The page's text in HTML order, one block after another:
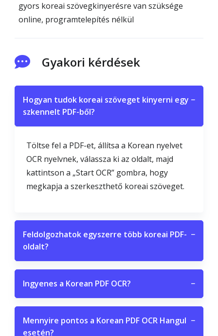
gyors koreai szövegkinyerésre van szüksége
online, programtelepítés nélkül
Gyakori kérdések
Hogyan tudok koreai szöveget kinyerni egy
szkennelt PDF-ből?
−
Töltse fel a PDF-et, állítsa a Korean nyelvet
OCR nyelvnek, válassza ki az oldalt, majd
kattintson a „Start OCR” gombra, hogy
megkapja a szerkeszthető koreai szöveget.
Feldolgozhatok egyszerre több koreai PDF-
oldalt?
−
Ingyenes a Korean PDF OCR? −
Mennyire pontos a Korean PDF OCR Hangul
esetén?
−